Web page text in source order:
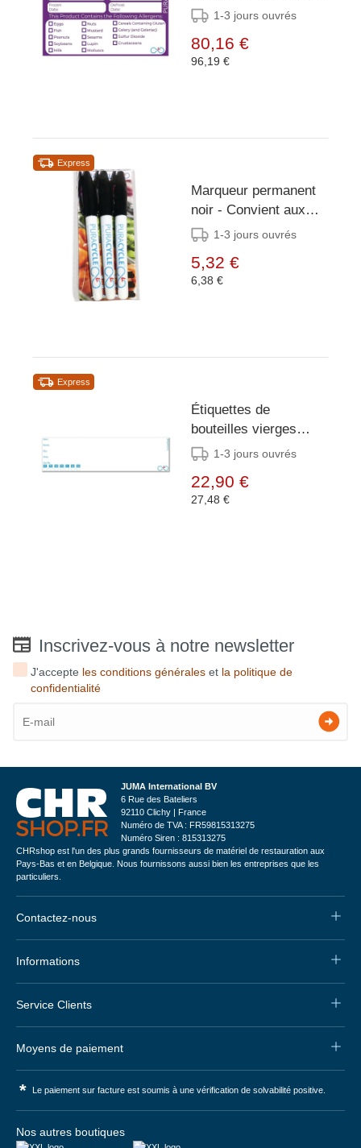
(lot de 20)
1-3 jours ouvrés
80,16 €
96,19 €
Express
Marqueur permanent
noir - Convient aux
étiquettes réutilisables
1-3 jours ouvrés
5,32 €
6,38 €
Express
Étiquettes de
bouteilles vierges
réutilisables - 25
1-3 jours ouvrés
22,90 €
27,48 €
Inscrivez-vous à notre newsletter
J'accepte les conditions générales et la politique de
confidentialité
JUMA International BV
6 Rue des Bateliers
92110 Clichy | France
Numéro de TVA : FR59815313275
Numéro Siren : 815313275
CHRshop est l'un des plus grands fournisseurs de matériel de restauration aux
Pays-Bas et en Belgique. Nous fournissons aussi bien les entreprises que les
particuliers.
Contactez-nous
Informations
Service Clients
Moyens de paiement
* Le paiement sur facture est soumis à une vérification de solvabilité positive.
Nos autres boutiques